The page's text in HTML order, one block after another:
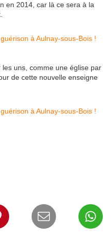
en 2014, car là ce sera à la
uns, comme une église par
de cette nouvelle enseigne